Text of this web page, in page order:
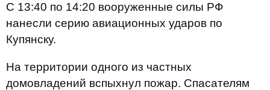
С 13:40 по 14:20 вооруженные силы РФ
нанесли серию авиационных ударов по
Купянску.
На территории одного из частных
домовладений вспыхнул пожар. Спасателям